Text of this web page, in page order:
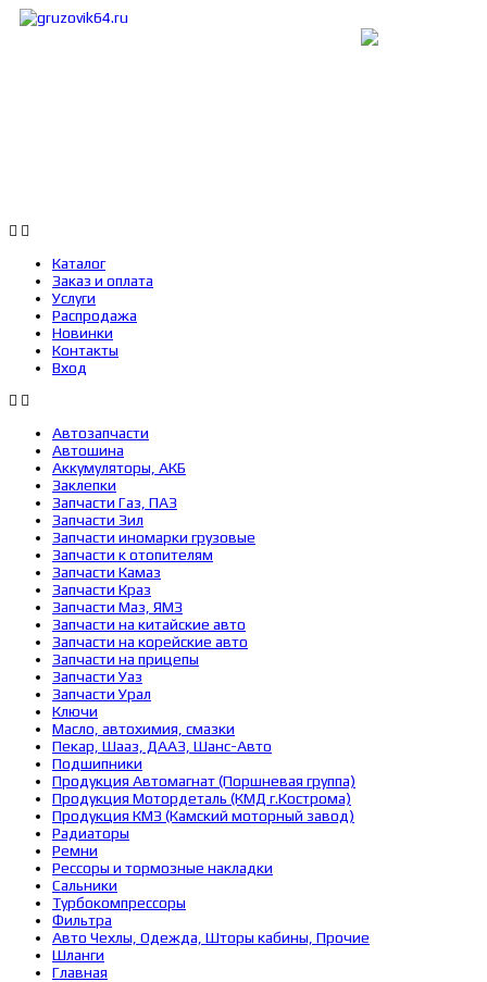
Каталог
Заказ и оплата
Услуги
Распродажа
Новинки
Контакты
Вход
Автозапчасти
Автошина
Аккумуляторы, АКБ
Заклепки
Запчасти Газ, ПАЗ
Запчасти Зил
Запчасти иномарки грузовые
Запчасти к отопителям
Запчасти Камаз
Запчасти Краз
Запчасти Маз, ЯМЗ
Запчасти на китайские авто
Запчасти на корейские авто
Запчасти на прицепы
Запчасти Уаз
Запчасти Урал
Ключи
Масло, автохимия, смазки
Пекар, Шааз, ДААЗ, Шанс-Авто
Подшипники
Продукция Автомагнат (Поршневая группа)
Продукция Мотордеталь (КМД г.Кострома)
Продукция КМЗ (Камский моторный завод)
Радиаторы
Ремни
Рессоры и тормозные накладки
Сальники
Турбокомпрессоры
Фильтра
Авто Чехлы, Одежда, Шторы кабины, Прочие
Шланги
Главная